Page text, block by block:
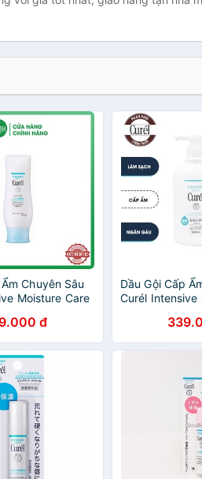
Chuyên Sâu
Moisture Care
đ
Dầu Gội Cấp
Curél Intensive